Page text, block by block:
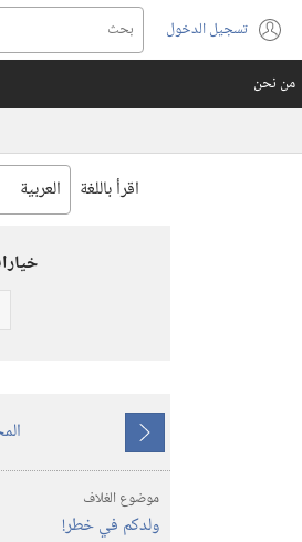
تسجيل الدخول
(يفتح
نافذة
من نحن
اقرأ باللغة
ما
يسبق
موضوع الغلاف
ولدكم في خطر!‏